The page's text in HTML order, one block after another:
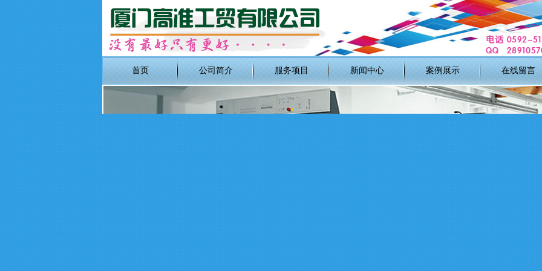
首页 公司简介 服务项目 新闻中心 案例展示 在线留言